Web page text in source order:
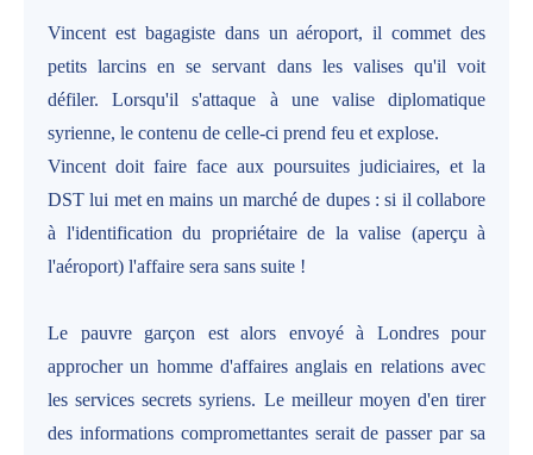
Vincent est bagagiste dans un aéroport, il commet des
petits larcins en se servant dans les valises qu'il voit
défiler. Lorsqu'il s'attaque à une valise diplomatique
syrienne, le contenu de celle-ci prend feu et explose.
Vincent doit faire face aux poursuites judiciaires, et la
DST lui met en mains un marché de dupes : si il collabore
à l'identification du propriétaire de la valise (aperçu à
l'aéroport) l'affaire sera sans suite !
Le pauvre garçon est alors envoyé à Londres pour
approcher un homme d'affaires anglais en relations avec
les services secrets syriens. Le meilleur moyen d'en tirer
des informations compromettantes serait de passer par sa